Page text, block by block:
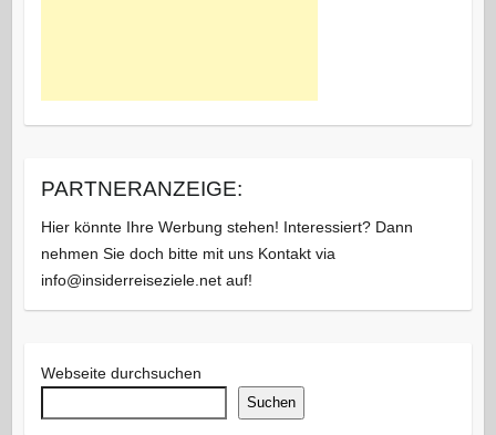
PARTNERANZEIGE:
Hier könnte Ihre Werbung stehen! Interessiert? Dann
nehmen Sie doch bitte mit uns Kontakt via
info@insiderreiseziele.net auf!
Webseite durchsuchen
Suchen